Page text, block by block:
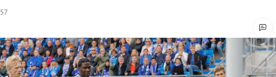
öffnen/schließen